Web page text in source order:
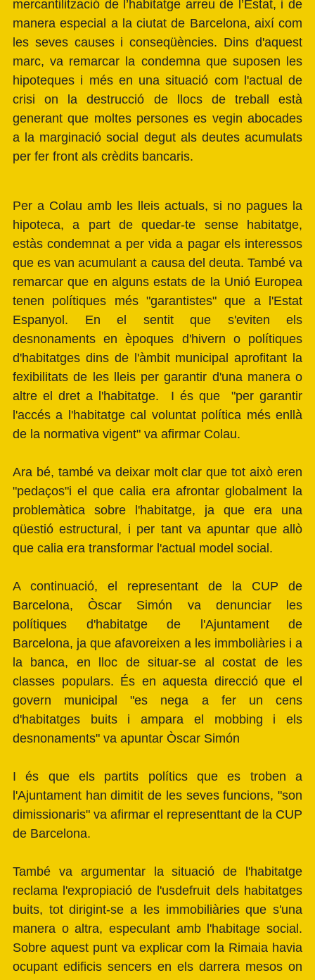
mercantilització de l’habitatge arreu de l’Estat, i de
manera especial a la ciutat de Barcelona, així com
les seves causes i conseqüències. Dins d'aquest
marc, va remarcar la condemna que suposen les
hipoteques i més en una situació com l'actual de
crisi on la destrucció de llocs de treball està
generant que moltes persones es vegin abocades
a la marginació social degut als deutes acumulats
per fer front als crèdits bancaris.
Per a Colau amb les lleis actuals, si no pagues la
hipoteca, a part de quedar-te sense habitatge,
estàs condemnat a per vida a pagar els interessos
que es van acumulant a causa del deuta. També va
remarcar que en alguns estats de la Unió Europea
tenen polítiques més "garantistes" que a l'Estat
Espanyol. En el sentit que s'eviten els
desnonaments en èpoques d'hivern o polítiques
d'habitatges dins de l'àmbit municipal aprofitant la
fexibilitats de les lleis per garantir d'una manera o
altre el dret a l'habitatge. I és que "per garantir
l'accés a l'habitatge cal voluntat política més enllà
de la normativa vigent" va afirmar Colau.
Ara bé, també va deixar molt clar que tot això eren
"pedaços"i el que calia era afrontar globalment la
problemàtica sobre l'habitatge, ja que era una
qüestió estructural, i per tant va apuntar que allò
que calia era transformar l'actual model social.
A continuació, el representant de la CUP de
Barcelona, Òscar Simón va denunciar les
polítiques d'habitatge de l'Ajuntament de
Barcelona, ja que afavoreixen a les immboliàries i a
la banca, en lloc de situar-se al costat de les
classes populars. És en aquesta direcció que el
govern municipal "es nega a fer un cens
d'habitatges buits i ampara el mobbing i els
desnonaments" va apuntar Òscar Simón
I és que els partits polítics que es troben a
l'Ajuntament han dimitit de les seves funcions, "son
dimissionaris" va afirmar el representtant de la CUP
de Barcelona.
També va argumentar la situació de l'habitatge
reclama l'expropiació de l'usdefruit dels habitatges
buits, tot dirigint-se a les immobiliàries que s'una
manera o altra, especulant amb l'habitage social.
Sobre aquest punt va explicar com la Rimaia havia
ocupant edificis sencers en els darrera mesos on